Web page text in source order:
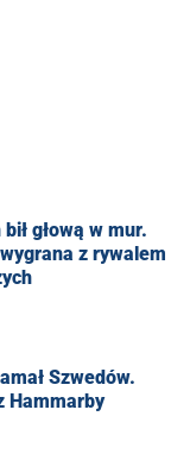
głową w mur.
z rywalem
Szwedów.
Hammarby